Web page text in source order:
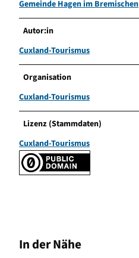
Gemeinde Hagen im Bremischen
Autor:in
Cuxland-Tourismus
Organisation
Cuxland-Tourismus
Lizenz (Stammdaten)
Cuxland-Tourismus
In der Nähe